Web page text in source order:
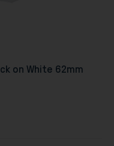
on White 62mm